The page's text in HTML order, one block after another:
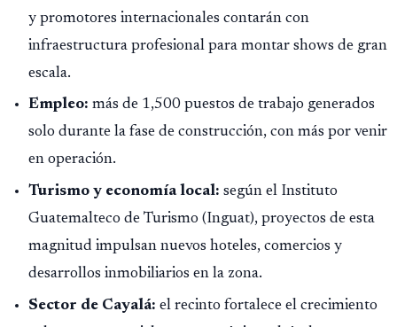
y promotores internacionales contarán con
infraestructura profesional para montar shows de gran
escala.
Empleo: más de 1,500 puestos de trabajo generados
solo durante la fase de construcción, con más por venir
en operación.
Turismo y economía local: según el Instituto
Guatemalteco de Turismo (Inguat), proyectos de esta
magnitud impulsan nuevos hoteles, comercios y
desarrollos inmobiliarios en la zona.
Sector de Cayalá: el recinto fortalece el crecimiento